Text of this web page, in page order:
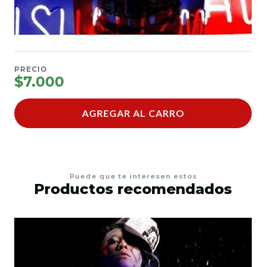
PRECIO
$7.000
AGREGAR AL CARRO
Puede que te interesen estos
Productos recomendados